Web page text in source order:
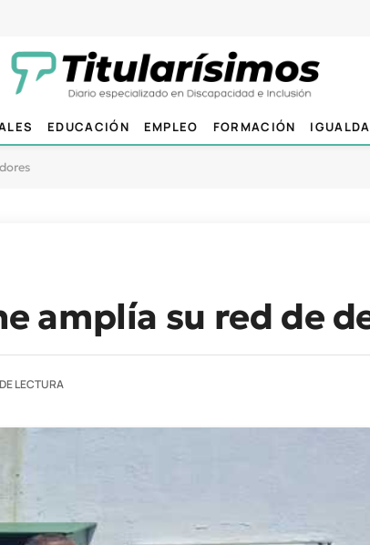
EDUCACIÓN EMPLEO FORMACIÓN
amplía su red de
LECTURA